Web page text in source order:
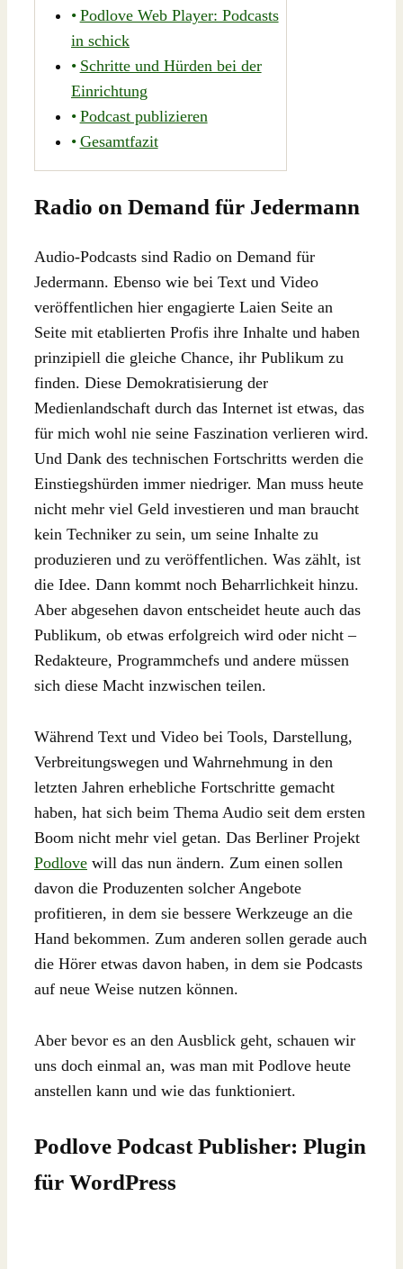
Podlove Web Player: Podcasts
in schick
Schritte und Hürden bei der
Einrichtung
Podcast publizieren
Gesamtfazit
Radio on Demand für Jedermann
Audio-Podcasts sind Radio on Demand für
Jedermann. Ebenso wie bei Text und Video
veröffentlichen hier engagierte Laien Seite an
Seite mit etablierten Profis ihre Inhalte und haben
prinzipiell die gleiche Chance, ihr Publikum zu
finden. Diese Demokratisierung der
Medienlandschaft durch das Internet ist etwas, das
für mich wohl nie seine Faszination verlieren wird.
Und Dank des technischen Fortschritts werden die
Einstiegshürden immer niedriger. Man muss heute
nicht mehr viel Geld investieren und man braucht
kein Techniker zu sein, um seine Inhalte zu
produzieren und zu veröffentlichen. Was zählt, ist
die Idee. Dann kommt noch Beharrlichkeit hinzu.
Aber abgesehen davon entscheidet heute auch das
Publikum, ob etwas erfolgreich wird oder nicht –
Redakteure, Programmchefs und andere müssen
sich diese Macht inzwischen teilen.
Während Text und Video bei Tools, Darstellung,
Verbreitungswegen und Wahrnehmung in den
letzten Jahren erhebliche Fortschritte gemacht
haben, hat sich beim Thema Audio seit dem ersten
Boom nicht mehr viel getan. Das Berliner Projekt
Podlove will das nun ändern. Zum einen sollen
davon die Produzenten solcher Angebote
profitieren, in dem sie bessere Werkzeuge an die
Hand bekommen. Zum anderen sollen gerade auch
die Hörer etwas davon haben, in dem sie Podcasts
auf neue Weise nutzen können.
Aber bevor es an den Ausblick geht, schauen wir
uns doch einmal an, was man mit Podlove heute
anstellen kann und wie das funktioniert.
Podlove Podcast Publisher: Plugin
für WordPress